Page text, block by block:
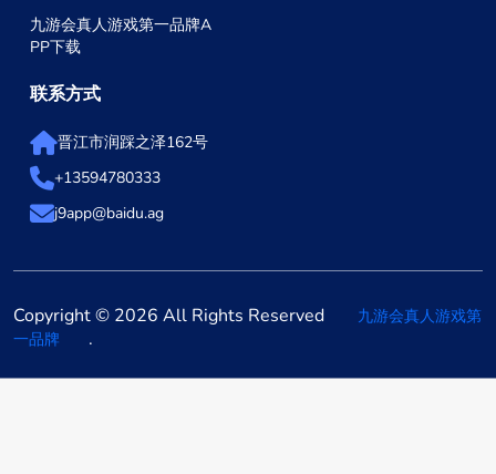
九游会真人游戏第一品牌A
PP下载
联系方式
晋江市润踩之泽162号
+13594780333
j9app@baidu.ag
Copyright © 2026 All Rights Reserved
九游会真人游戏第
一品牌
.